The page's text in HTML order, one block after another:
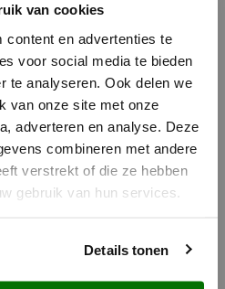
van cookies
content en advertenties te
voor social media te bieden
te analyseren. Ook delen we
van onze site met onze
adverteren en analyse. Deze
combineren met andere
verstrekt of die ze hebben
gebruik van hun services.
Details tonen
i
Gesloten
zondag als een rustdag